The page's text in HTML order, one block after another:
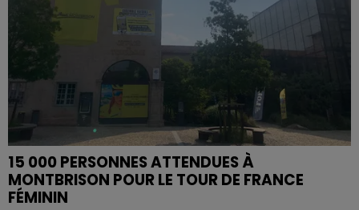
15 000 PERSONNES ATTENDUES À
MONTBRISON POUR LE TOUR DE FRANCE
FÉMININ